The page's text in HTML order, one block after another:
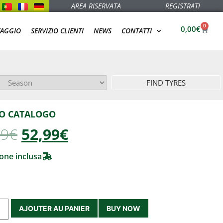
AREA RISERVATA REGISTRATI
SERVIZIO CLIENTI NEWS CONTATTI 0,00€ 0
FIND TYRES
CATALOGO
€ 52,99€
inclusa
AJOUTER AU PANIER BUY NOW